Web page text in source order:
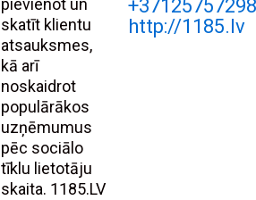
skatīt klientu
atsauksmes,
kā arī
noskaidrot
populārākos
uzņēmumus
pēc sociālo
tīklu lietotāju
skaita. 1185.LV
http://1185.lv